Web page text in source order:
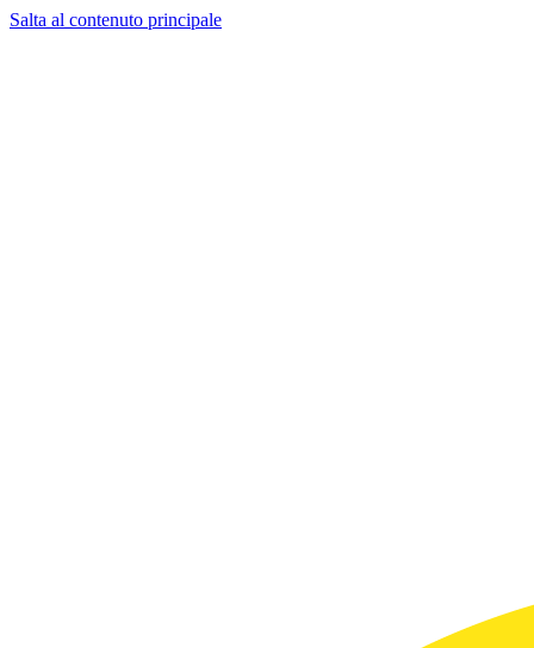
Salta al contenuto principale